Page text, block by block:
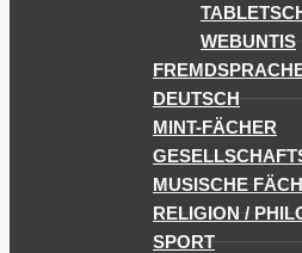
WEBUNTIS
DEUTSCH
MINT-FÄCHER
MUSISCHE
RELIGION /
SPORT